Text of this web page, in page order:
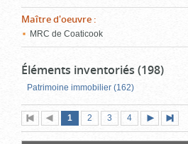
Maître d'oeuvre :
MRC de Coaticook
Éléments inventoriés (198)
Patrimoine immobilier (162)
Première
page
Page
précédente
Page
1 (page
actuelle)
Page
2 Page
3 Page
4
suivante
page